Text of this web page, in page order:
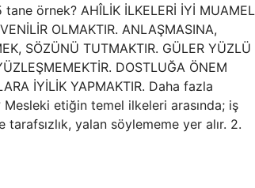
örnek? AHÎLİK İLKELERİ İYİ
OLMAKTIR. ANLAŞMASINA,
SÖZÜNÜ TUTMAKTIR. GÜLER YÜZLÜ
DOSTLUĞA ÖNEM
İYİLİK YAPMAKTIR. Daha fazla
etiğin temel ilkeleri arasında; iş
yalan söylememe yer alır. 2.